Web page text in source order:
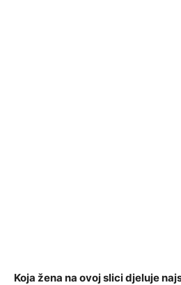
Koja žena na ovoj slici djeluje